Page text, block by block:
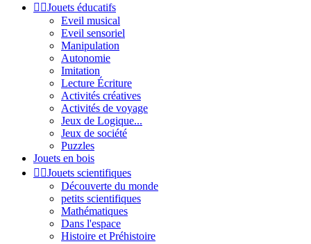
 Jouets éducatifs
Eveil musical
Eveil sensoriel
Manipulation
Autonomie
Imitation
Lecture Écriture
Activités créatives
Activités de voyage
Jeux de Logique...
Jeux de société
Puzzles
Jouets en bois
 Jouets scientifiques
Découverte du monde
petits scientifiques
Mathématiques
Dans l'espace
Histoire et Préhistoire